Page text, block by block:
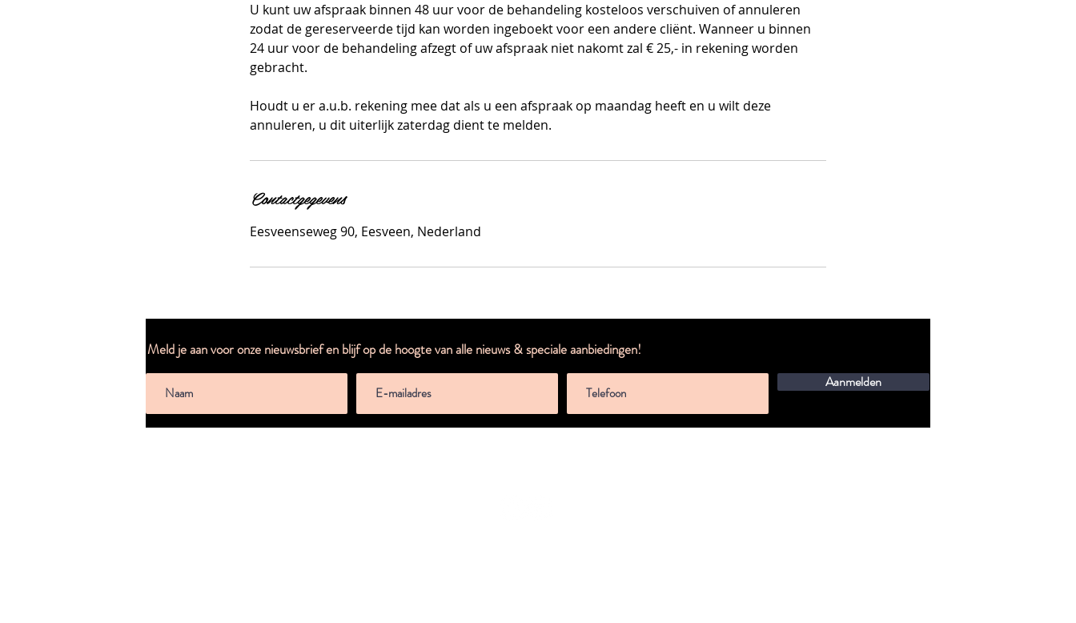
U kunt uw afspraak binnen 48 uur voor de behandeling kosteloos verschuiven of annuleren
zodat de gereserveerde tijd kan worden ingeboekt voor een andere cliënt. Wanneer u binnen
24 uur voor de behandeling afzegt of uw afspraak niet nakomt zal € 25,- in rekening worden
gebracht.
Houdt u er a.u.b. rekening mee dat als u een afspraak op maandag heeft en u wilt deze
annuleren, u dit uiterlijk zaterdag dient te melden.
Contactgegevens
Eesveenseweg 90, Eesveen, Nederland
Meld je aan voor onze nieuwsbrief en blijf op de hoogte van alle nieuws & speciale aanbiedingen!
Aanmelden